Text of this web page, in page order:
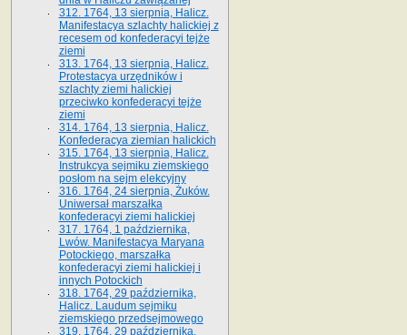
312. 1764, 13 sierpnia, Halicz.
Manifestacya szlachty halickiej z
recesem od konfederacyi tejże
ziemi
313. 1764, 13 sierpnia, Halicz.
Protestacya urzędników i
szlachty ziemi halickiej
przeciwko konfederacyi tejże
ziemi
314. 1764, 13 sierpnia, Halicz.
Konfederacya ziemian halickich
315. 1764, 13 sierpnia, Halicz.
Instrukcya sejmiku ziemskiego
posłom na sejm elekcyjny
316. 1764, 24 sierpnia, Żuków.
Uniwersał marszałka
konfederacyi ziemi halickiej
317. 1764, 1 października,
Lwów. Manifestacya Maryana
Potockiego, marszałka
konfederacyi ziemi halickiej i
innych Potockich
318. 1764, 29 października,
Halicz. Laudum sejmiku
ziemskiego przedsejmowego
319. 1764, 29 października,